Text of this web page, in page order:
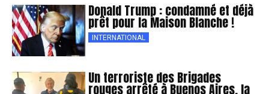
Donald Trump : condamné et déjà
prêt pour la Maison Blanche !
INTERNATIONAL
Un terroriste des Brigades
rouges arrêté à Buenos Aires, la